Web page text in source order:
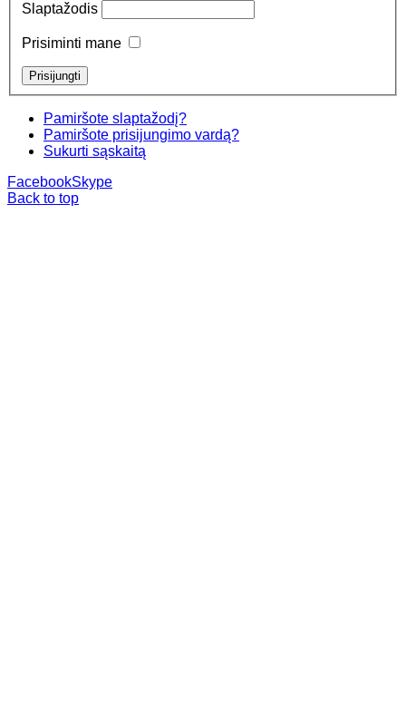
Slaptažodis
Prisiminti mane
Pamiršote slaptažodį?
Pamiršote prisijungimo vardą?
Sukurti sąskaitą
FacebookSkype
Back to top